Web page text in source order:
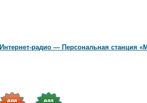
Интернет-радио — Персональная станция